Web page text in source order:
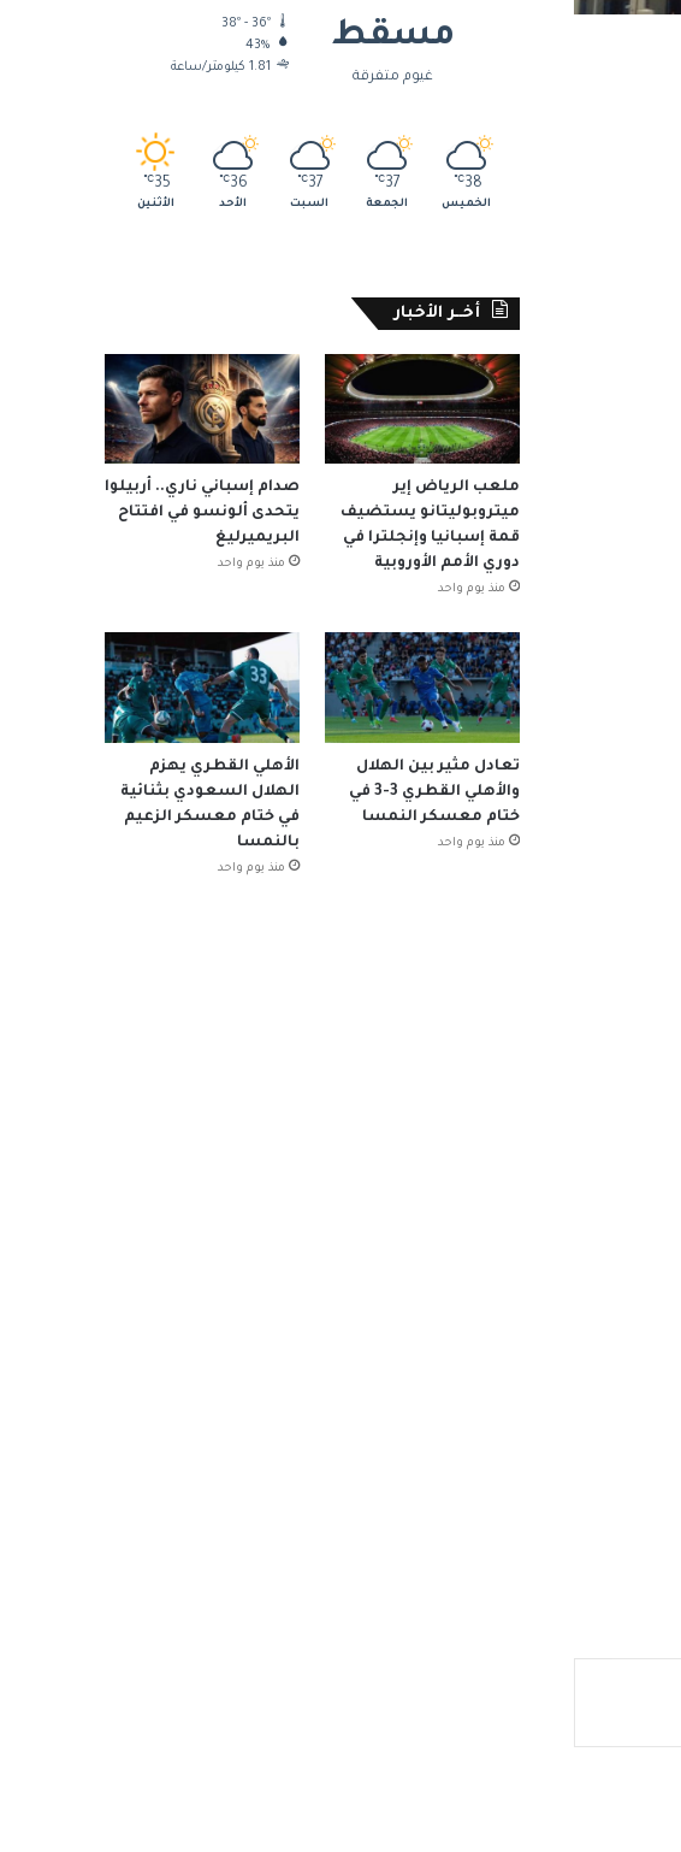
مسقط
غيوم متفرقة
38º - 36º
43%
1.81 كيلومتر/ساعة
38
℃
الخميس
37
℃
الجمعة
37
℃
السبت
36
℃
الأحد
35
℃
الأثنين
أخــر الأخبار
ملعب الرياض إير
ميتروبوليتانو يستضيف
قمة إسبانيا وإنجلترا في
دوري الأمم الأوروبية
منذ يوم واحد
صدام إسباني ناري.. أربيلوا
يتحدى ألونسو في افتتاح
البريميرليغ
منذ يوم واحد
تعادل مثير بين الهلال
والأهلي القطري 3-3 في
ختام معسكر النمسا
منذ يوم واحد
الأهلي القطري يهزم
الهلال السعودي بثنائية
في ختام معسكر الزعيم
بالنمسا
منذ يوم واحد